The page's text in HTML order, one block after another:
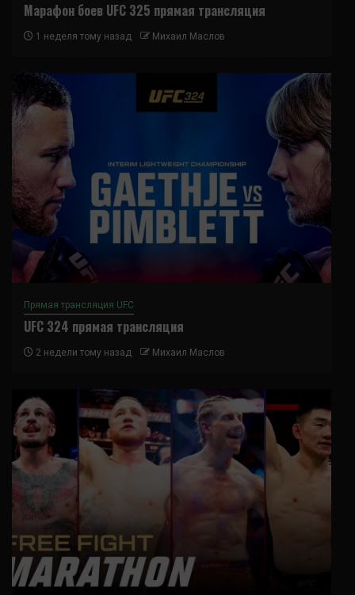
Марафон боев UFC 325 прямая трансляция
1 неделя тому назад Михаил Маслов
Прямая трансляция UFC
UFC 324 прямая трансляция
2 недели тому назад Михаил Маслов